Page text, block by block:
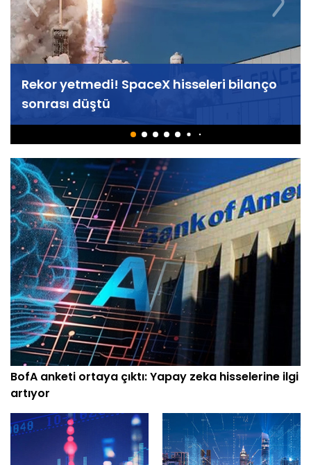
Rekor yetmedi! SpaceX hisseleri bilanço
sonrası düştü
BofA anketi ortaya çıktı: Yapay zeka hisselerine ilgi
artıyor